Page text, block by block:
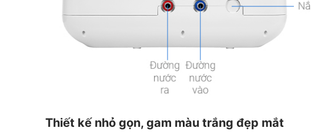
Thiết kế nhỏ gọn, gam màu trắng đẹp mắt